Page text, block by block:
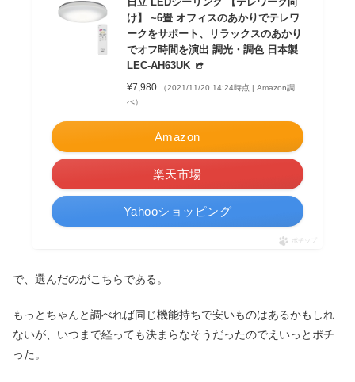
け】 ~6畳 オフィスのあかりでテレワ
ークをサポート、リラックスのあかり
でオフ時間を演出 調光・調色 日本製
LEC-AH63UK
¥7,980
（2021/11/20 14:24時点 | Amazon調
べ）
Amazon
楽天市場
Yahooショッピング
ポチップ
で、選んだのがこちらである。
もっとちゃんと調べれば同じ機能持ちで安いものはあるかもしれ
ないが、いつまで経っても決まらなそうだったのでえいっとポチ
った。